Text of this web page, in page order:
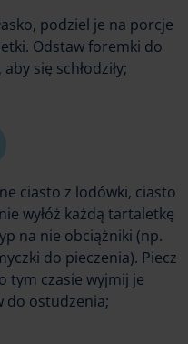
podziel je na porcje
Odstaw foremki do
się schłodziły;
ciasto z lodówki, ciasto
wyłóż każdą tartaletkę
na nie obciążniki (np.
do pieczenia). Piecz
tym czasie wyjmij je
do ostudzenia;